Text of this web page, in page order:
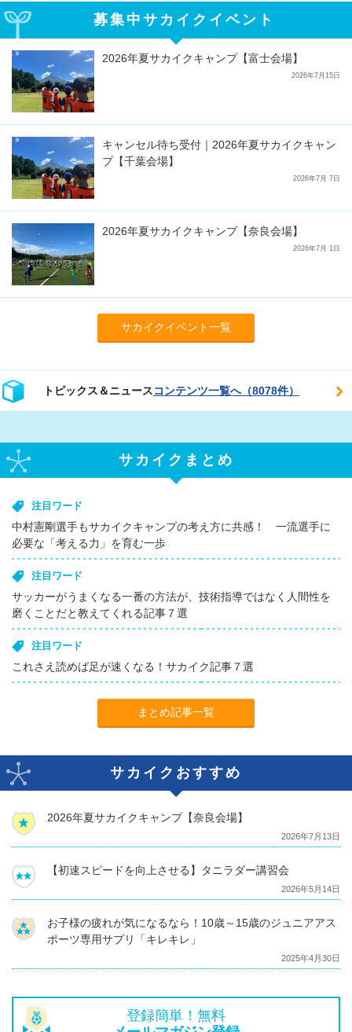
募集中サカイクイベント
2026年夏サカイクキャンプ【富士会場】
2026年7月15日
キャンセル待ち受付｜2026年夏サカイクキャン
プ【千葉会場】
2026年7月 7日
2026年夏サカイクキャンプ【奈良会場】
2026年7月 1日
サカイクイベント一覧
トピックス＆ニュースコンテンツ一覧へ（8078件）
サカイクまとめ
注目ワード
中村憲剛選手もサカイクキャンプの考え方に共感！ 一流選手に
必要な「考える力」を育む一歩
注目ワード
サッカーがうまくなる一番の方法が、技術指導ではなく人間性を
磨くことだと教えてくれる記事７選
注目ワード
これさえ読めば足が速くなる！サカイク記事７選
まとめ記事一覧
サカイクおすすめ
2026年夏サカイクキャンプ【奈良会場】
2026年7月13日
【初速スピードを向上させる】タニラダー講習会
2026年5月14日
お子様の疲れが気になるなら！10歳～15歳のジュニアアス
ポーツ専用サプリ「キレキレ」
2025年4月30日
登録簡単！無料